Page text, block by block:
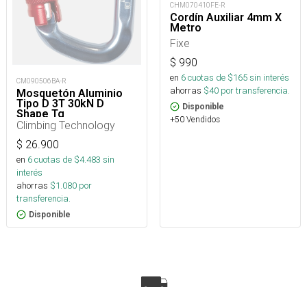
CM090506BA-R
Mosquetón Aluminio
Tipo D 3T 30kN D
Shape Tg
Climbing Technology
$ 26.900
en 6cuotas de $4.483 sin
interés
ahorras $1.080 por
transferencia.
Disponible
CHM070410FE-R
Cordín Auxiliar 4mm X
Metro
Fixe
$ 990
en 6cuotas de $165sin interés
ahorras $40 por transferencia.
Disponible
+50 Vendidos